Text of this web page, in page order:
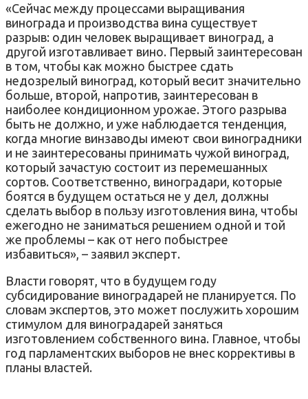
«Сейчас между процессами выращивания
винограда и производства вина существует
разрыв: один человек выращивает виноград, а
другой изготавливает вино. Первый заинтересован
в том, чтобы как можно быстрее сдать
недозрелый виноград, который весит значительно
больше, второй, напротив, заинтересован в
наиболее кондиционном урожае. Этого разрыва
быть не должно, и уже наблюдается тенденция,
когда многие винзаводы имеют свои виноградники
и не заинтересованы принимать чужой виноград,
который зачастую состоит из перемешанных
сортов. Соответственно, виноградари, которые
боятся в будущем остаться не у дел, должны
сделать выбор в пользу изготовления вина, чтобы
ежегодно не заниматься решением одной и той
же проблемы – как от него побыстрее
избавиться», – заявил эксперт.
Власти говорят, что в будущем году
субсидирование виноградарей не планируется. По
словам экспертов, это может послужить хорошим
стимулом для виноградарей заняться
изготовлением собственного вина. Главное, чтобы
год парламентских выборов не внес коррективы в
планы властей.